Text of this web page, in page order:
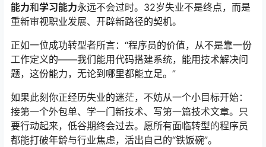
能力和学习能力永远不会过时。32岁失业不是终点，而是
重新审视职业发展、开辟新路径的契机。
正如一位成功转型者所言：“程序员的价值，从不是靠一份
工作定义的——我们能用代码搭建系统，能用技术解决问
题，这份能力，无论到哪里都能立足。”
如果此刻你正经历失业的迷茫，不妨从一个小目标开始：
接第一个外包单、学一门新技术、写第一篇技术文章。只
要行动起来，低谷期终会过去。愿所有面临转型的程序员
都能打破年龄与行业焦虑，活出自己的“铁饭碗”。